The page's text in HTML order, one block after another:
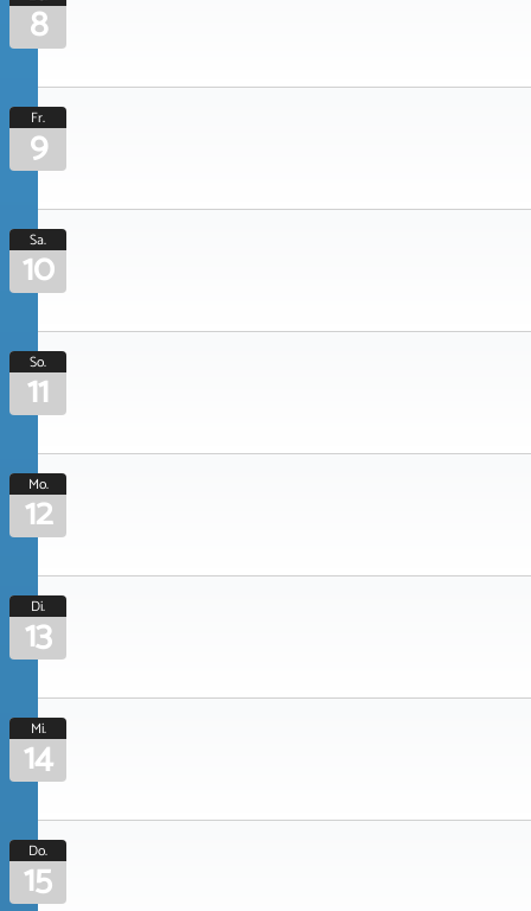
8
Fr.
9
Sa.
10
So.
11
Mo.
12
Di.
13
Mi.
14
Do.
15